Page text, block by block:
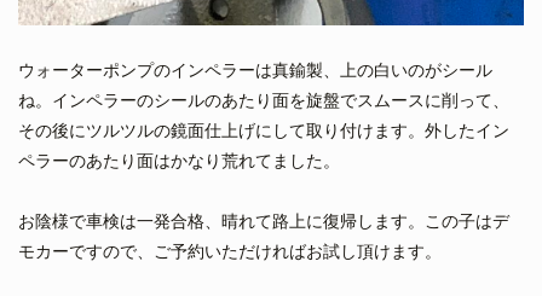
ウォーターポンプのインペラーは真鍮製、上の白いのがシール
ね。インペラーのシールのあたり面を旋盤でスムースに削って、
その後にツルツルの鏡面仕上げにして取り付けます。外したイン
ペラーのあたり面はかなり荒れてました。
お陰様で車検は一発合格、晴れて路上に復帰します。この子はデ
モカーですので、ご予約いただければお試し頂けます。